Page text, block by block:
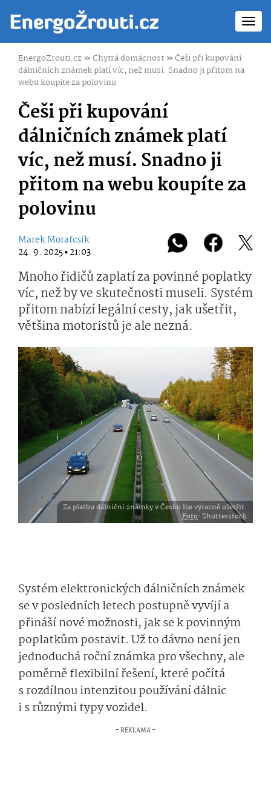
EnergoZrouti.cz»Chytrá domácnost»Češi při kupování
dálničních známek platí víc, než musí. Snadno ji přitom na
webu koupíte za polovinu
Češi při kupování
dálničních známek platí
víc, než musí. Snadno ji
přitom na webu koupíte za
polovinu
Marek Morafcsik
24. 9. 2025 ▪ 21:03
Mnoho řidičů zaplatí za povinné poplatky
víc, než by ve skutečnosti museli. Systém
přitom nabízí legální cesty, jak ušetřit,
většina motoristů je ale nezná.
Za platbu dálniční známky v Česku lze výrazně ušetřit.
Foto: Shutterstock
Systém elektronických dálničních známek
se v posledních letech postupně vyvíjí a
přináší nové možnosti, jak se k povinným
poplatkům postavit. Už to dávno není jen
jednoduchá roční známka pro všechny, ale
poměrně flexibilní řešení, které počítá
s rozdílnou intenzitou používání dálnic
i s různými typy vozidel.